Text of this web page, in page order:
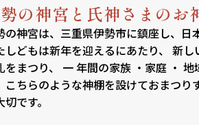
の神宮と氏神さまのお
の神宮は、三重県伊勢市に鎮座し、日
しどもは新年を迎えるにあたり、 新
をまつり、 一 年間の家族 ・家庭 ・
こちらのような神棚を設けておまつ
です。